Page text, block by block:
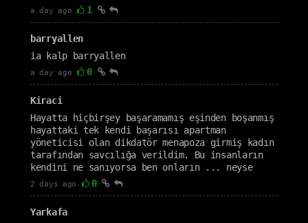
a day ago 1
barryallen
ia kalp barryallen
a day ago 0
Kiraci
Hayatta hiçbirşey başaramamış eşinden boşanmış
hayattaki tek kendi başarısı apartman
yöneticisi olan dikdatör menapoza girmiş kadın
tarafından savcılığa verildim. Bu insanların
kendini ne sanıyorsa ben onların ... neyse
2 days ago 0
Yarkafa